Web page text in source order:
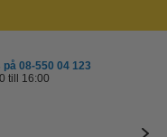
08-550 04 123
till 16:00